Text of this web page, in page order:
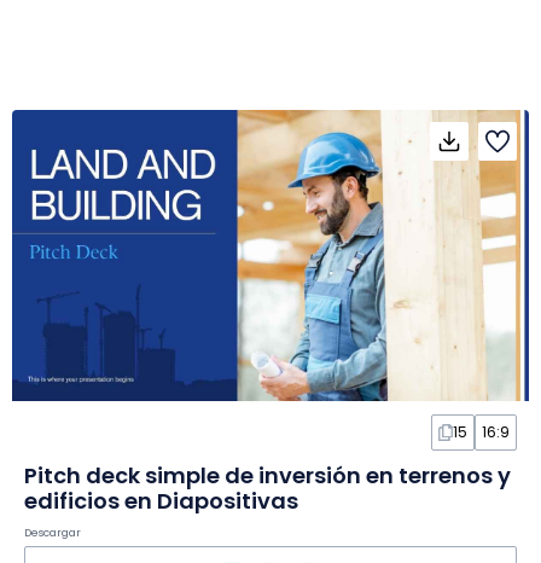
15 16:9
Pitch deck simple de inversión en terrenos y
edificios en Diapositivas
Descargar